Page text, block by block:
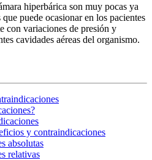
hiperbárica son muy pocas ya
puede ocasionar en los pacientes
con variaciones de presión y
cavidades aéreas del organismo.
y contraindicaciones
absolutas
relativas